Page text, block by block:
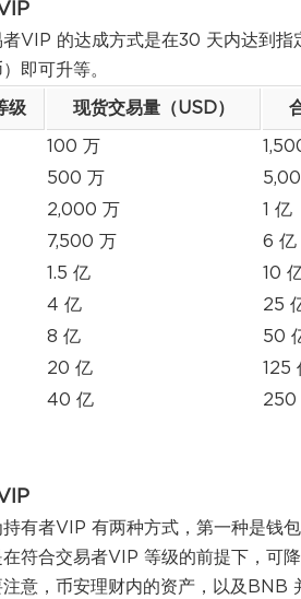
者VIP 的达成方式是在30 天内达到
即可升等。
级 现货交易量（USD）
100 万
500 万
2,000 万 1 亿
7,500 万 6 亿
1.5 亿 10
4 亿 25
8 亿 50
20 亿 125
40 亿 250
持有者VIP 有两种方式，第一种是钱
在符合交易者VIP 等级的前提下，可
注意，币安理财内的资产，以及BNB